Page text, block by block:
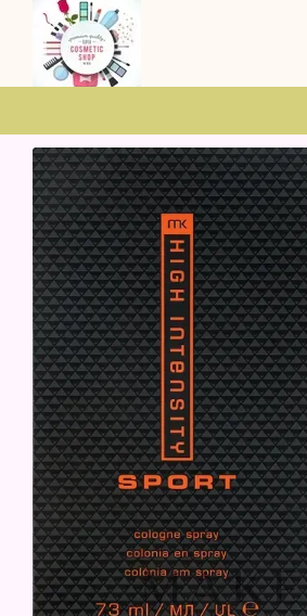
Перейти до основного контенту